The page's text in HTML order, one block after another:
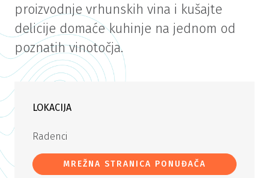
proizvodnje vrhunskih vina i kušajte
delicije domaće kuhinje na jednom od
poznatih vinotočja.
LOKACIJA
Radenci
MREŽNA STRANICA PONUĐAČA